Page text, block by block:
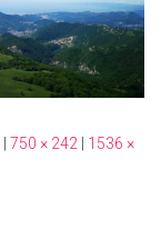
750 × 242
1536 ×